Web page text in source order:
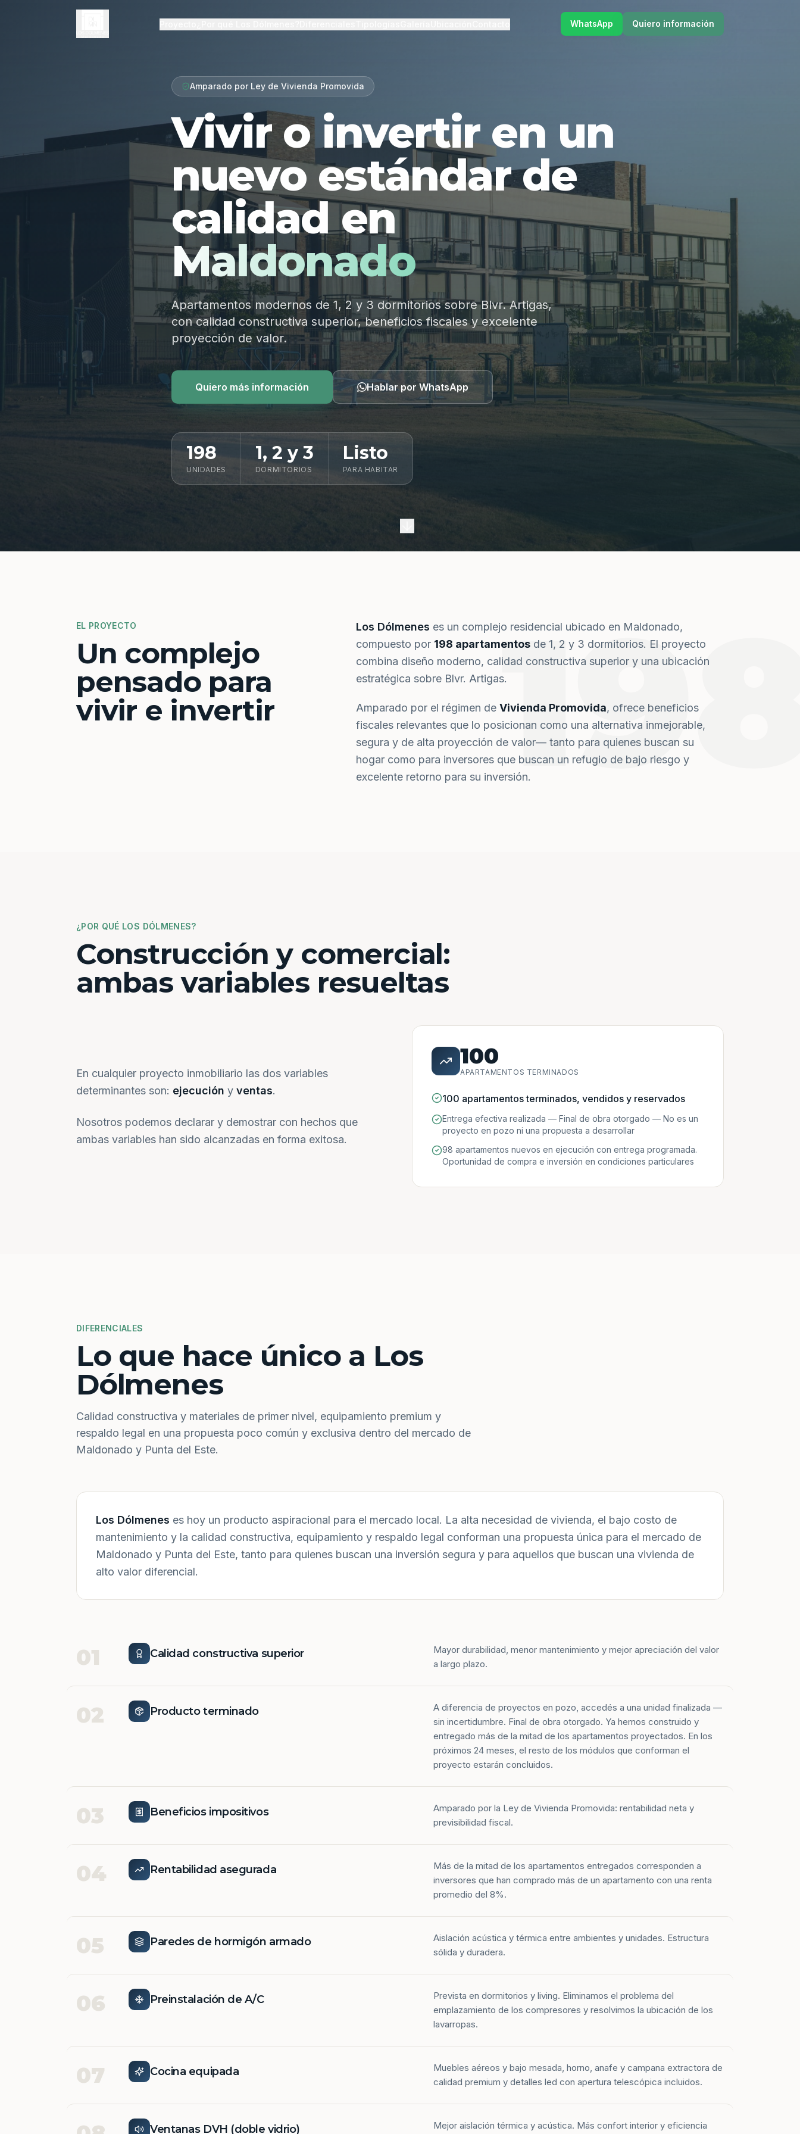
WhatsApp Quiero información
Amparado por Ley de Vivienda Promovida
Vivir o invertir en un
nuevo estándar de
calidad en
Maldonado
Apartamentos modernos de 1, 2 y 3 dormitorios sobre Blvr. Artigas,
con calidad constructiva superior, beneficios fiscales y excelente
proyección de valor.
Quiero más información Hablar por WhatsApp
198
UNIDADES
1, 2 y 3
DORMITORIOS
Listo
PARA HABITAR
EL PROYECTO
Un complejo
pensado para
vivir e invertir
Los Dólmenes es un complejo residencial ubicado en Maldonado,
compuesto por 198 apartamentos de 1, 2 y 3 dormitorios. El proyecto
combina diseño moderno, calidad constructiva superior y una ubicación
estratégica sobre Blvr. Artigas.
Amparado por el régimen de Vivienda Promovida, ofrece beneficios
fiscales relevantes que lo posicionan como una alternativa inmejorable,
segura y de alta proyección de valor— tanto para quienes buscan su
hogar como para inversores que buscan un refugio de bajo riesgo y
excelente retorno para su inversión.
¿POR QUÉ LOS DÓLMENES?
Construcción y comercial:
ambas variables resueltas
En cualquier proyecto inmobiliario las dos variables
determinantes son: ejecución y ventas.
Nosotros podemos declarar y demostrar con hechos que
ambas variables han sido alcanzadas en forma exitosa.
100
APARTAMENTOS TERMINADOS
100 apartamentos terminados, vendidos y reservados
Entrega efectiva realizada — Final de obra otorgado — No es un
proyecto en pozo ni una propuesta a desarrollar
98 apartamentos nuevos en ejecución con entrega programada.
Oportunidad de compra e inversión en condiciones particulares
DIFERENCIALES
Lo que hace único a Los
Dólmenes
Calidad constructiva y materiales de primer nivel, equipamiento premium y
respaldo legal en una propuesta poco común y exclusiva dentro del mercado de
Maldonado y Punta del Este.
Los Dólmenes es hoy un producto aspiracional para el mercado local. La alta necesidad de vivienda, el bajo costo de
mantenimiento y la calidad constructiva, equipamiento y respaldo legal conforman una propuesta única para el mercado de
Maldonado y Punta del Este, tanto para quienes buscan una inversión segura y para aquellos que buscan una vivienda de
alto valor diferencial.
01 Calidad constructiva superior
Mayor durabilidad, menor mantenimiento y mejor apreciación del valor
a largo plazo.
02 Producto terminado
A diferencia de proyectos en pozo, accedés a una unidad finalizada —
sin incertidumbre. Final de obra otorgado. Ya hemos construido y
entregado más de la mitad de los apartamentos proyectados. En los
próximos 24 meses, el resto de los módulos que conforman el
proyecto estarán concluidos.
03 Beneficios impositivos
Amparado por la Ley de Vivienda Promovida: rentabilidad neta y
previsibilidad fiscal.
04 Rentabilidad asegurada
Más de la mitad de los apartamentos entregados corresponden a
inversores que han comprado más de un apartamento con una renta
promedio del 8%.
05 Paredes de hormigón armado
Aislación acústica y térmica entre ambientes y unidades. Estructura
sólida y duradera.
06 Preinstalación de A/C
Prevista en dormitorios y living. Eliminamos el problema del
emplazamiento de los compresores y resolvimos la ubicación de los
lavarropas.
07 Cocina equipada
Muebles aéreos y bajo mesada, horno, anafe y campana extractora de
calidad premium y detalles led con apertura telescópica incluidos.
Ventanas DVH (doble vidrio) Mejor aislación térmica y acústica. Más confort interior y eficiencia